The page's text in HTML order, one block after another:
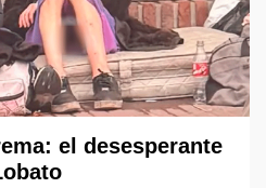
el desesperante